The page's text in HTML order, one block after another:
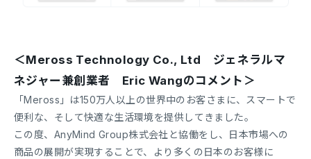
＜Meross Technology Co., Ltd ジェネラルマ
ネジャー兼創業者 Eric Wangのコメント＞
「Meross」は150万人以上の世界中のお客さまに、スマートで
便利な、そして快適な生活環境を提供してきました。
この度、AnyMind Group株式会社と協働をし、日本市場への
商品の展開が実現することで、より多くの日本のお客様に